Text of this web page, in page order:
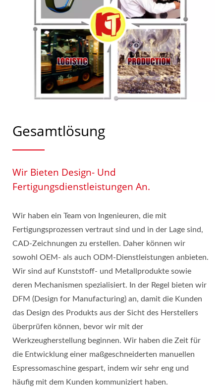
Gesamtlösung
Wir Bieten Design- Und
Fertigungsdienstleistungen An.
Wir haben ein Team von Ingenieuren, die mit
Fertigungsprozessen vertraut sind und in der Lage sind,
CAD-Zeichnungen zu erstellen. Daher können wir
sowohl OEM- als auch ODM-Dienstleistungen anbieten.
Wir sind auf Kunststoff- und Metallprodukte sowie
deren Mechanismen spezialisiert. In der Regel bieten wir
DFM (Design for Manufacturing) an, damit die Kunden
das Design des Produkts aus der Sicht des Herstellers
überprüfen können, bevor wir mit der
Werkzeugherstellung beginnen. Wir haben die Zeit für
die Entwicklung einer maßgeschneiderten manuellen
Espressomaschine gespart, indem wir sehr eng und
häufig mit dem Kunden kommuniziert haben.